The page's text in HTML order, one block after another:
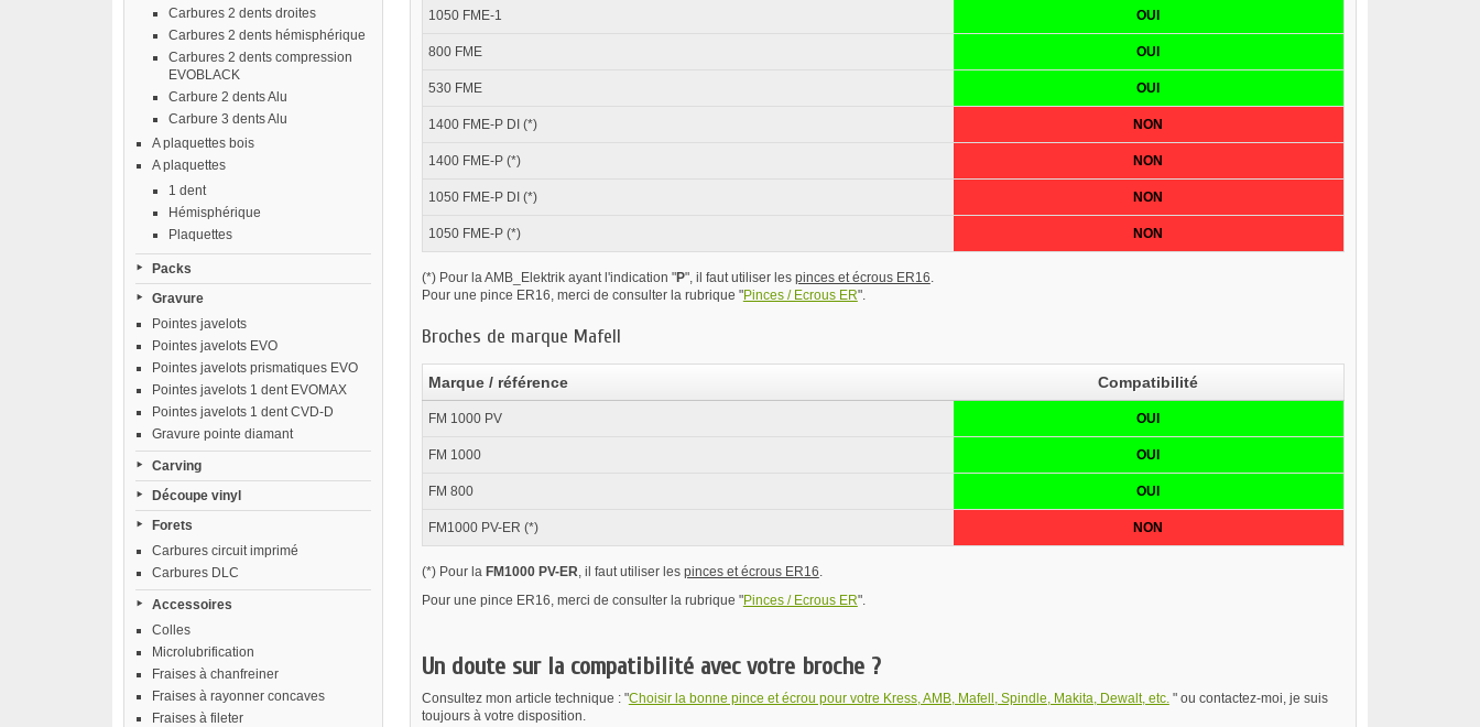
Carbures 2 dents droites
Carbures 2 dents hémisphérique
Carbures 2 dents compression
EVOBLACK
Carbure 2 dents Alu
Carbure 3 dents Alu
A plaquettes bois
A plaquettes
1 dent
Hémisphérique
Plaquettes
Packs
Gravure
Pointes javelots
Pointes javelots EVO
Pointes javelots prismatiques EVO
Pointes javelots 1 dent EVOMAX
Pointes javelots 1 dent CVD-D
Gravure pointe diamant
Carving
Découpe vinyl
Forets
Carbures circuit imprimé
Carbures DLC
Accessoires
Colles
Microlubrification
Fraises à chanfreiner
Fraises à rayonner concaves
Fraises à fileter
1050 FME-1 OUI
800 FME OUI
530 FME OUI
1400 FME-P DI (*) NON
1400 FME-P (*) NON
1050 FME-P DI (*) NON
1050 FME-P (*) NON
(*) Pour la AMB_Elektrik ayant l'indication "P", il faut utiliser les pinces et écrous ER16.
Pour une pince ER16, merci de consulter la rubrique "Pinces / Ecrous ER".
Broches de marque Mafell
Marque / référence Compatibilité
FM 1000 PV OUI
FM 1000 OUI
FM 800 OUI
FM1000 PV-ER (*) NON
(*) Pour la FM1000 PV-ER, il faut utiliser les pinces et écrous ER16.
Pour une pince ER16, merci de consulter la rubrique "Pinces / Ecrous ER".
Un doute sur la compatibilité avec votre broche ?
Consultez mon article technique : "Choisir la bonne pince et écrou pour votre Kress, AMB, Mafell, Spindle, Makita, Dewalt, etc." ou contactez-moi, je suis
toujours à votre disposition.